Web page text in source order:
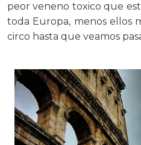
peor veneno toxico que
toda Europa, menos ellos
circo hasta que veamos